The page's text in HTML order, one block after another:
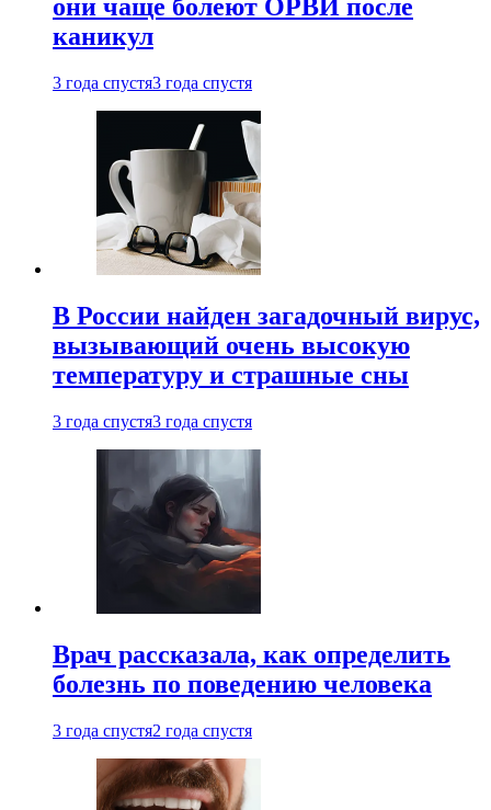
они чаще болеют ОРВИ после
каникул
3 года спустя3 года спустя
В России найден загадочный вирус,
вызывающий очень высокую
температуру и страшные сны
3 года спустя3 года спустя
Врач рассказала, как определить
болезнь по поведению человека
3 года спустя2 года спустя